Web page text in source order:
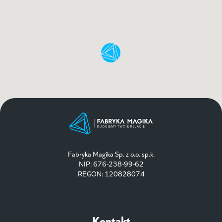
Fabryka Magika Sp. z o.o. sp.k.
NIP: 676-238-99-62
REGON: 120828074